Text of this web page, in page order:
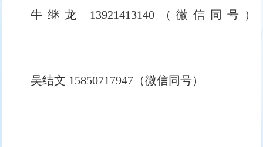
牛继龙 13921413140（微信同号）
吴结文 15850717947（微信同号）